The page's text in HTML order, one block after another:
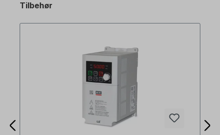
Tilbehør